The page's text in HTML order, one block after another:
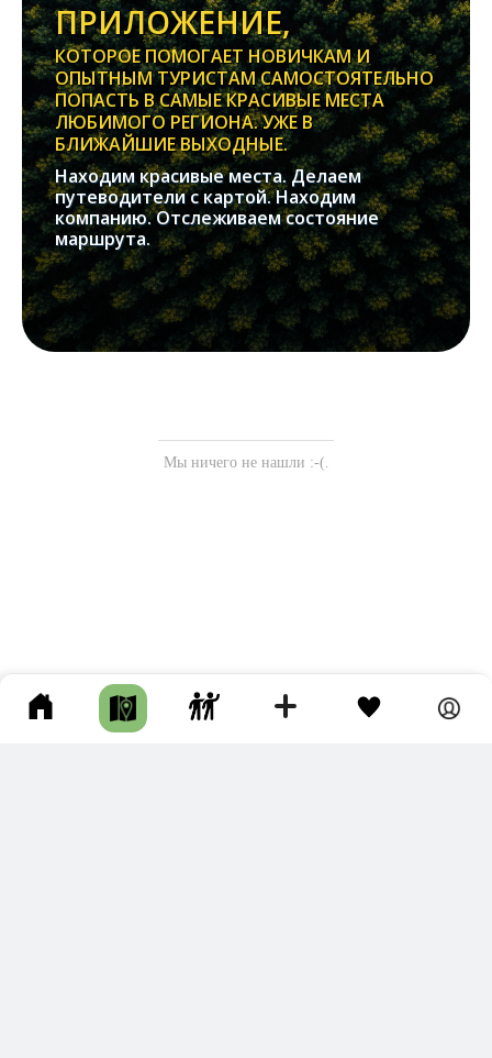
ПРИЛОЖЕНИЕ,
КОТОРОЕ ПОМОГАЕТ НОВИЧКАМ И
ОПЫТНЫМ ТУРИСТАМ САМОСТОЯТЕЛЬНО
ПОПАСТЬ В САМЫЕ КРАСИВЫЕ МЕСТА
ЛЮБИМОГО РЕГИОНА. УЖЕ В
БЛИЖАЙШИЕ ВЫХОДНЫЕ.
Находим красивые места. Делаем
путеводители с картой. Находим
компанию. Отслеживаем состояние
маршрута.
Мы ничего не нашли :-(.